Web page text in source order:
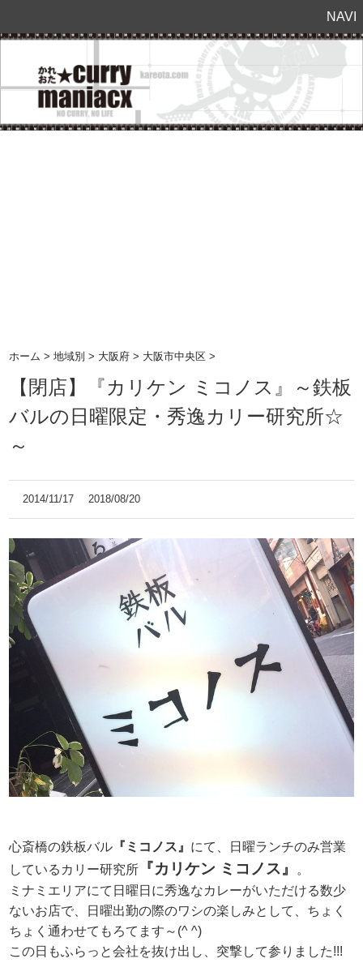
NAVI
ホーム >地域別 > 大阪府 > 大阪市中央区 >
【閉店】『カリケン ミコノス』～鉄板
バルの日曜限定・秀逸カリー研究所☆
～
2014/11/17 2018/08/20
心斎橋の鉄板バル 『ミコノス』 にて、日曜ランチのみ営業
しているカリー研究所
『カリケン ミコノス』
。
ミナミエリアにて日曜日に秀逸なカレーがいただける数少
ないお店で、日曜出勤の際のワシの楽しみとして、ちょく
ちょく通わせてもろてます～(^ ^)
この日もふらっと会社を抜け出し、突撃して参りました!!!